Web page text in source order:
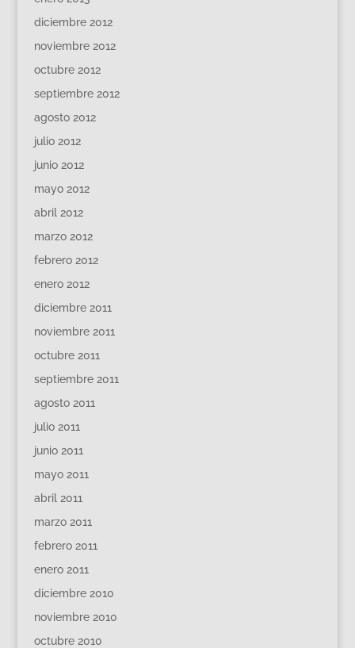
diciembre 2012
noviembre 2012
octubre 2012
septiembre 2012
agosto 2012
julio 2012
junio 2012
mayo 2012
abril 2012
marzo 2012
febrero 2012
enero 2012
diciembre 2011
noviembre 2011
octubre 2011
septiembre 2011
agosto 2011
julio 2011
junio 2011
mayo 2011
abril 2011
marzo 2011
febrero 2011
enero 2011
diciembre 2010
noviembre 2010
octubre 2010